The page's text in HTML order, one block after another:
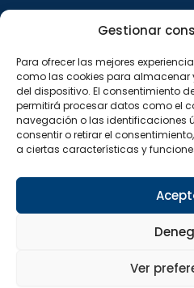
Gestionar
Para ofrecer las mejores
como las cookies para
del dispositivo. El consentimiento
permitirá procesar datos como el
navegación o las identificaciones
consentir o retirar el
a ciertas características y
Ver
Aviso legal
Política de privacidad
Política de cookies
Síguenos en
F X I
Copyright © 2024 Sualfont